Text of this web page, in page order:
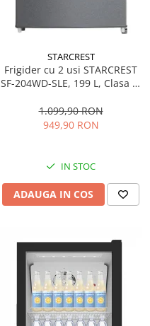
STARCREST
Frigider cu 2 usi STARCREST
SF-204WD-SLE, 199 L, Clasa E,
Termostat Ajustabil, Usi
reversibile, H 143 cm, Argintiu
1.099,90 RON
949,90 RON
IN STOC
ADAUGA IN COS